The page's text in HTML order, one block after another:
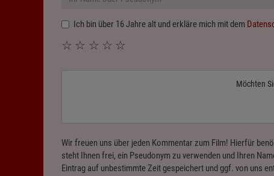
Ich bin über 16 Jahre alt und erkläre mich mit dem
☆
☆
☆
☆
☆
Möchten
Wir freuen uns über jeden Kommentar zum Film! Hierfür
steht Ihnen frei, ein Pseudonym zu verwenden und Ihren
Eintrag auf unbestimmte Zeit gespeichert und ggf. von uns